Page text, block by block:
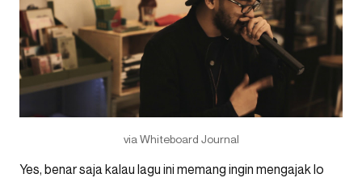
via Whiteboard Journal
Yes, benar saja kalau lagu ini memang ingin mengajak lo